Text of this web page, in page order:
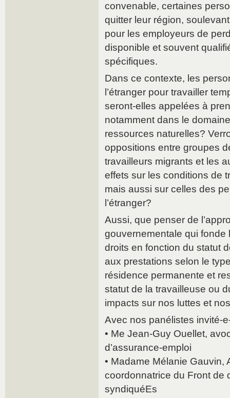
convenable, certaines
quitter leur région,
pour les employeurs de
disponible et souvent
spécifiques.
Dans ce contexte, les
l’étranger pour travailler
seront-elles appelées à
notamment dans le
ressources naturelles?
oppositions entre groupes
travailleurs migrants et les
effets sur les conditions de
mais aussi sur celles des
l’étranger?
Aussi, que penser de
gouvernementale qui fonde
droits en fonction du statut
aux prestations selon le
résidence permanente et
statut de la travailleuse ou
impacts sur nos luttes et
Avec nos panélistes invité-
• Me Jean-Guy Ouellet,
d’assurance-emploi
• Madame Mélanie Gauvin,
coordonnatrice du Front de
syndiquéEs